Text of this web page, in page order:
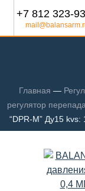
+7 812 323-
Главная —
регулятор
“DPR-M” Ду15